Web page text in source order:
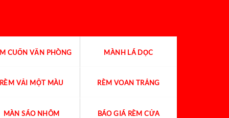
CUỐN VĂN PHÒNG MÀNH LÁ DỌC
RÈM VẢI MỘT MÀU RÈM VOAN TRẮNG
MÀN SÁO NHÔM BÁO GIÁ RÈM CỬA